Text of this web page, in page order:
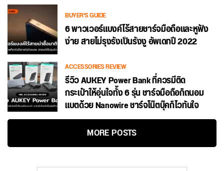
BUYER'S GUIDE
6 พาวเวอร์แบงค์ไร้สายชาร์จมือถือและหูฟัง
ง่าย สายไม่รุงรังเป็นรังงู อัพเดทปี 2022
ACCESSORIES REVIEW
รีวิว AUKEY Power Bank ที่ควรมีติด
กระเป๋าให้อุ่นใจทั้ง 6 รุ่น ชาร์จมือถือก็ถนอม
แบตด้วย Nanowire ชาร์จโน๊ตบุ๊คก็ไวทันใจ
MORE POSTS